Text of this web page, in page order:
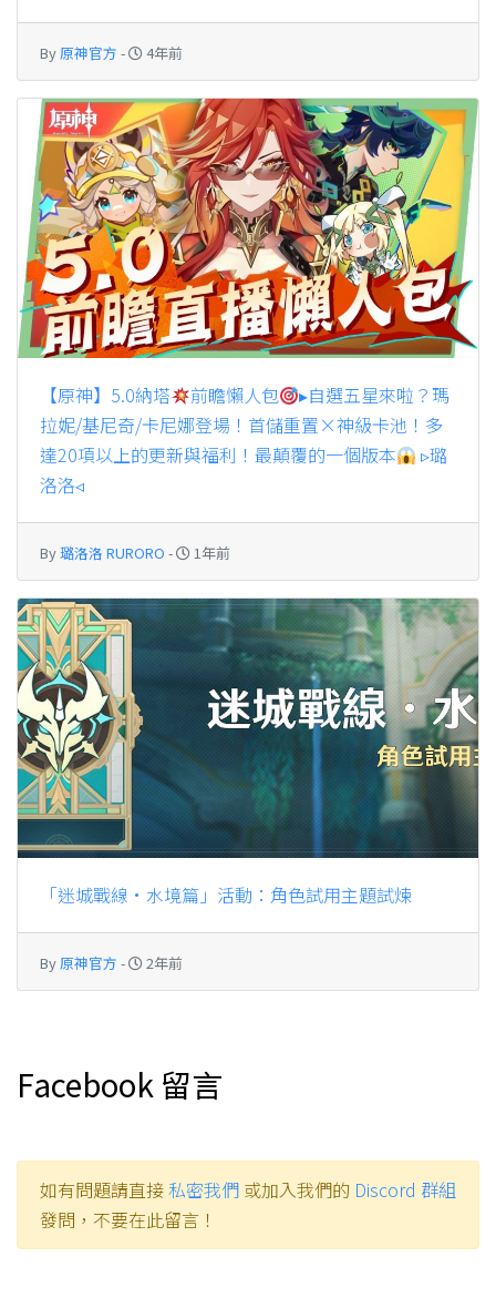
By原神官方 - 4年前
【原神】5.0納塔 前瞻懶人包
▸自選五星來啦？瑪
拉妮/基尼奇/卡尼娜登場！首儲重置×神級卡池！多
達20項以上的更新與福利！最顛覆的一個版本
▹璐
洛洛◃
By璐洛洛 RURORO - 1年前
「迷城戰線·水境篇」活動：角色試用主題試煉
By原神官方 - 2年前
Facebook 留言
如有問題請直接私密我們 或加入我們的 Discord 群組
發問，不要在此留言！